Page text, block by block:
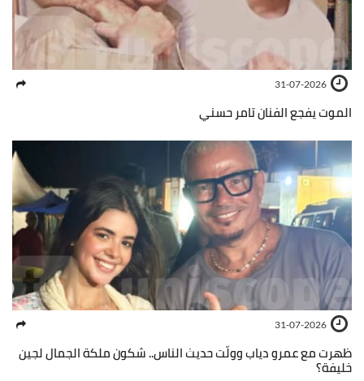
31-07-2026
الموت يفجع الفنان تامر حسني
31-07-2026
ظهرت مع عمرو دياب وولّت حديث الناس.. شكون ملكة الجمال لجين
خليفة؟